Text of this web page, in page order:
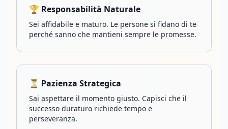
🏆 Responsabilità Naturale
Sei affidabile e maturo. Le persone si fidano di te
perché sanno che mantieni sempre le promesse.
⏳ Pazienza Strategica
Sai aspettare il momento giusto. Capisci che il
successo duraturo richiede tempo e
perseveranza.